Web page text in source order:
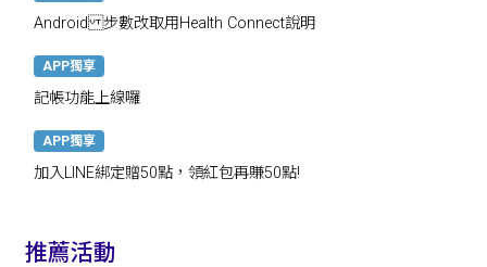
Android 步數改取用Health Connect說明
APP獨享
記帳功能上線囉
APP獨享
加入LINE綁定贈50點，領紅包再賺50點!
推薦活動